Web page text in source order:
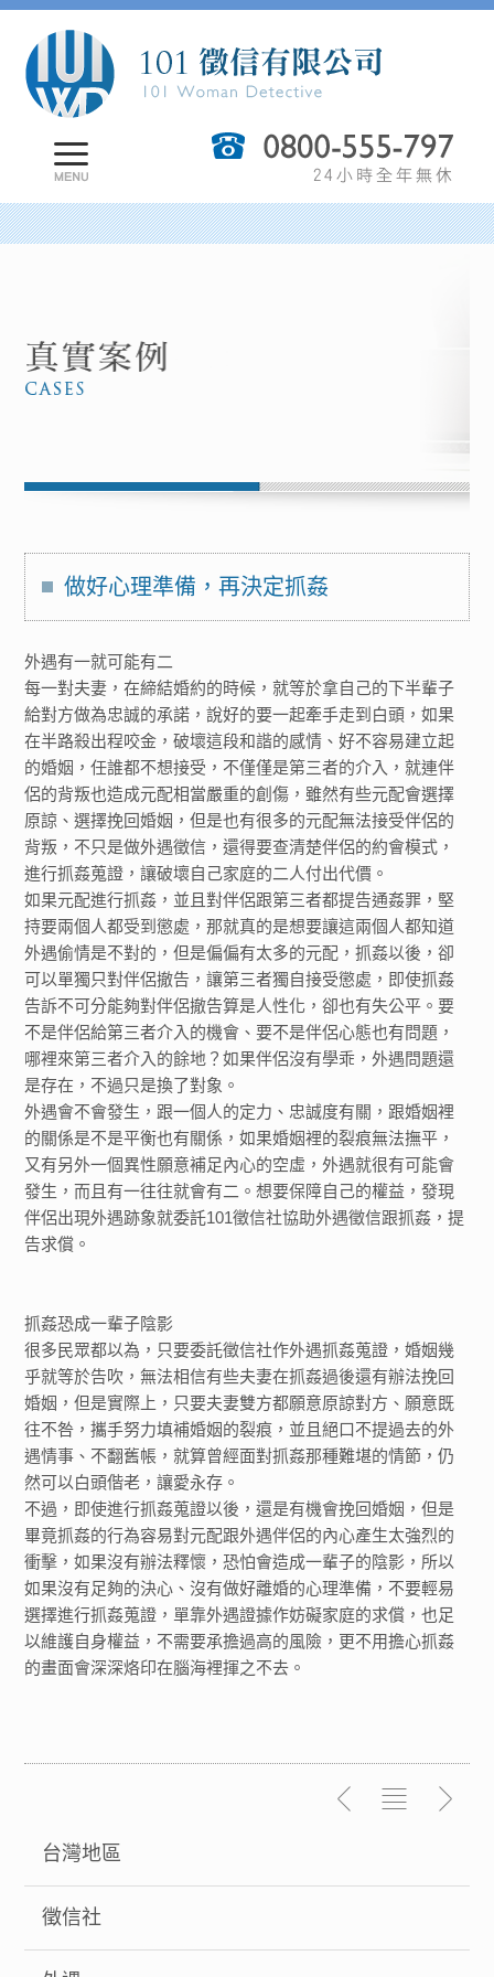
台灣地區
徵信社
做好心理準備，再決定抓姦
外遇有一就可能有二
每一對夫妻，在締結婚約的時候，就等於拿自己的下半輩子
給對方做為忠誠的承諾，說好的要一起牽手走到白頭，如果
在半路殺出程咬金，破壞這段和諧的感情、好不容易建立起
的婚姻，任誰都不想接受，不僅僅是第三者的介入，就連伴
侶的背叛也造成元配相當嚴重的創傷，雖然有些元配會選擇
原諒、選擇挽回婚姻，但是也有很多的元配無法接受伴侶的
背叛，不只是做外遇徵信，還得要查清楚伴侶的約會模式，
進行抓姦蒐證，讓破壞自己家庭的二人付出代價。
如果元配進行抓姦，並且對伴侶跟第三者都提告通姦罪，堅
持要兩個人都受到懲處，那就真的是想要讓這兩個人都知道
外遇偷情是不對的，但是偏偏有太多的元配，抓姦以後，卻
可以單獨只對伴侶撤告，讓第三者獨自接受懲處，即使抓姦
告訴不可分能夠對伴侶撤告算是人性化，卻也有失公平。要
不是伴侶給第三者介入的機會、要不是伴侶心態也有問題，
哪裡來第三者介入的餘地？如果伴侶沒有學乖，外遇問題還
是存在，不過只是換了對象。
外遇會不會發生，跟一個人的定力、忠誠度有關，跟婚姻裡
的關係是不是平衡也有關係，如果婚姻裡的裂痕無法撫平，
又有另外一個異性願意補足內心的空虛，外遇就很有可能會
發生，而且有一往往就會有二。想要保障自己的權益，發現
伴侶出現外遇跡象就委託101徵信社協助外遇徵信跟抓姦，提
告求償。
抓姦恐成一輩子陰影
很多民眾都以為，只要委託徵信社作外遇抓姦蒐證，婚姻幾
乎就等於告吹，無法相信有些夫妻在抓姦過後還有辦法挽回
婚姻，但是實際上，只要夫妻雙方都願意原諒對方、願意既
往不咎，攜手努力填補婚姻的裂痕，並且絕口不提過去的外
遇情事、不翻舊帳，就算曾經面對抓姦那種難堪的情節，仍
然可以白頭偕老，讓愛永存。
不過，即使進行抓姦蒐證以後，還是有機會挽回婚姻，但是
畢竟抓姦的行為容易對元配跟外遇伴侶的內心產生太強烈的
衝擊，如果沒有辦法釋懷，恐怕會造成一輩子的陰影，所以
如果沒有足夠的決心、沒有做好離婚的心理準備，不要輕易
選擇進行抓姦蒐證，單靠外遇證據作妨礙家庭的求償，也足
以維護自身權益，不需要承擔過高的風險，更不用擔心抓姦
的畫面會深深烙印在腦海裡揮之不去。